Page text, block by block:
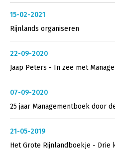
15-02-2021
Rijnlands organiseren
22-09-2020
Jaap Peters - In zee met
07-09-2020
25 jaar Managementboek door
21-05-2019
Het Grote Rijnlandboekje - Drie